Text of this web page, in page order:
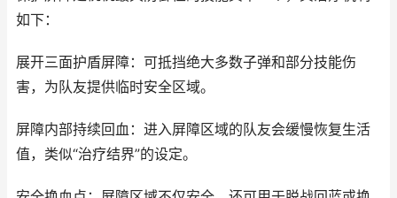
如下：
展开三面护盾屏障：可抵挡绝大多数子弹和部分技能伤
害，为队友提供临时安全区域。
屏障内部持续回血：进入屏障区域的队友会缓慢恢复生活
值，类似“治疗结界”的设定。